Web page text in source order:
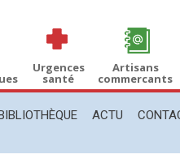
Urgences
santé
Artisans
commercants
ACTU
CONTACT